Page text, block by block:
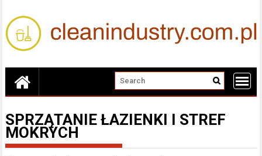
content
SPRZĄTANIE ŁAZIENKI I STREF
MOKRYCH